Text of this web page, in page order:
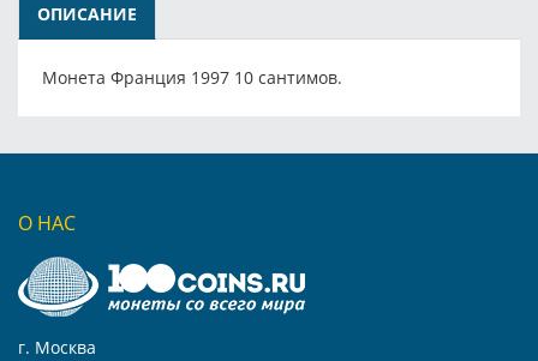
ОПИСАНИЕ
Монета Франция 1997 10 сантимов.
О НАС
г. Москва